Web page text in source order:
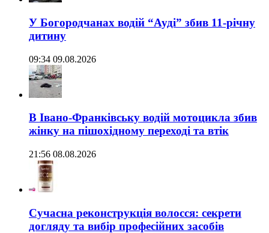
У Богородчанах водій “Ауді” збив 11-річну
дитину
09:34 09.08.2026
В Івано-Франківську водій мотоцикла збив
жінку на пішохідному переході та втік
21:56 08.08.2026
Сучасна реконструкція волосся: секрети
догляду та вибір професійних засобів